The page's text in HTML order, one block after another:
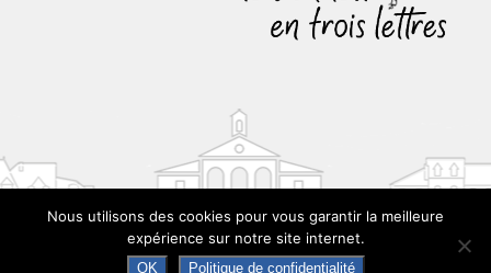
Nous utilisons des cookies pour vous garantir la meilleure
expérience sur notre site internet.
OK Politique de confidentialité